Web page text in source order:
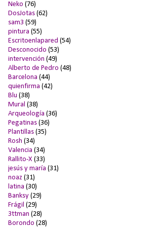
Neko (76)
DosJotas (62)
sam3 (59)
pintura (55)
Escritoenlapared (54)
Desconocido (53)
intervención (49)
Alberto de Pedro (48)
Barcelona (44)
quienfirma (42)
Blu (38)
Mural (38)
Arqueología (36)
Pegatinas (36)
Plantillas (35)
Rosh (34)
Valencia (34)
Rallito-X (33)
jesús y maría (31)
noaz (31)
latina (30)
Banksy (29)
Frágil (29)
3ttman (28)
Borondo (28)